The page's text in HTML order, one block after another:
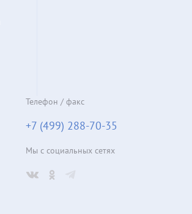
Телефон / факс
+7 (499) 288-70-35
Мы с социальных сетях